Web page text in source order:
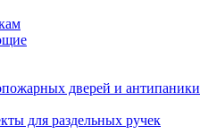
дверей и антипаники
для раздельных ручек